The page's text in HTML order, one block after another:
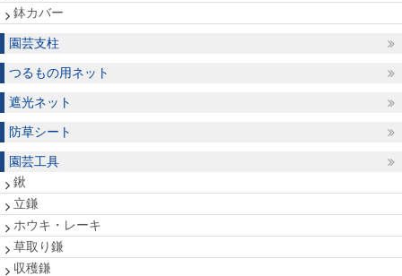
鉢カバー
園芸支柱
つるもの用ネット
遮光ネット
防草シート
園芸工具
鍬
立鎌
ホウキ・レーキ
草取り鎌
収穫鎌